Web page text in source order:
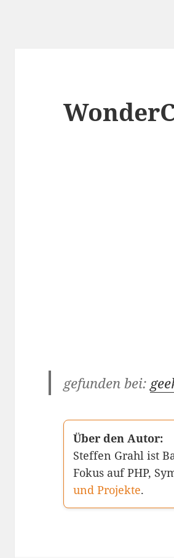
gefunden bei:
Über den Autor:
Steffen Grahl ist
Fokus auf PHP,
und Projekte.